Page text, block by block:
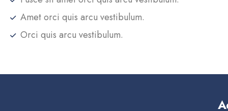
Amet orci quis arcu vestibulum.
Orci quis arcu vestibulum.